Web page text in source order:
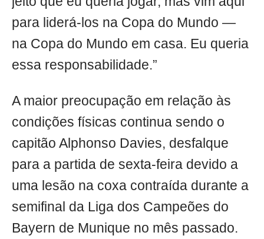
para liderá-los na Copa do Mundo —
na Copa do Mundo em casa. Eu queria
essa responsabilidade.”
A maior preocupação em relação às
condições físicas continua sendo o
capitão Alphonso Davies, desfalque
para a partida de sexta-feira devido a
uma lesão na coxa contraída durante a
semifinal da Liga dos Campeões do
Bayern de Munique no mês passado.